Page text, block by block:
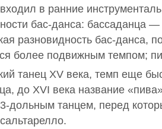
в ранние
бас-данса: бассаданца
разновидность бас-данса,
более подвижным темпом;
танец XV века, темп еще
до XVI века название
дольным танцем, перед